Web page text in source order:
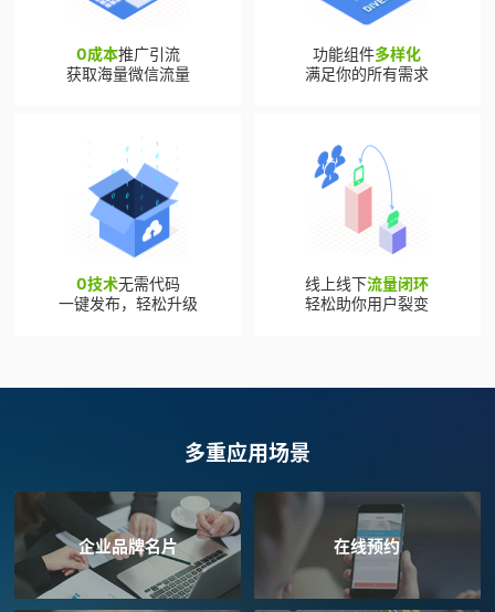
0成本推广引流
获取海量微信流量
功能组件多样化
满足你的所有需求
0技术无需代码
一键发布，轻松升级
线上线下流量闭环
轻松助你用户裂变
多重应用场景
企业品牌名片 在线预约